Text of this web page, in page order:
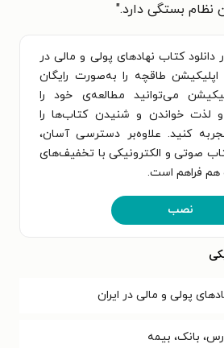
نظام بستگی دارد."
دانلود کتاب نهادهای پولی و مالی در
اپلیکیشن طاقچه را به‌صورت رایگان
می‌توانید مطالعه‌ی خود را
لذت خواندن و شنیدن کتاب‌ها را
کنید. علاوه‌بر دسترسی آسان،
صوتی و الکترونیکی با تخفیف‌های
هم فراهم است.
نصب
پولی و مالی در ایران
بانک، بیمه